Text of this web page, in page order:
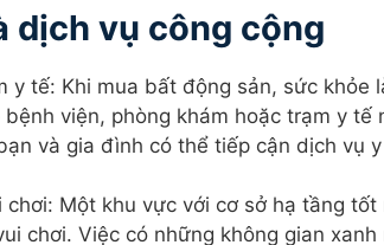
dịch vụ công cộng
y tế: Khi mua bất động sản, sức khỏe
viện, phòng khám hoặc trạm y tế
và gia đình có thể tiếp cận dịch vụ
chơi: Một khu vực với cơ sở hạ tầng tốt
chơi. Việc có những không gian xanh